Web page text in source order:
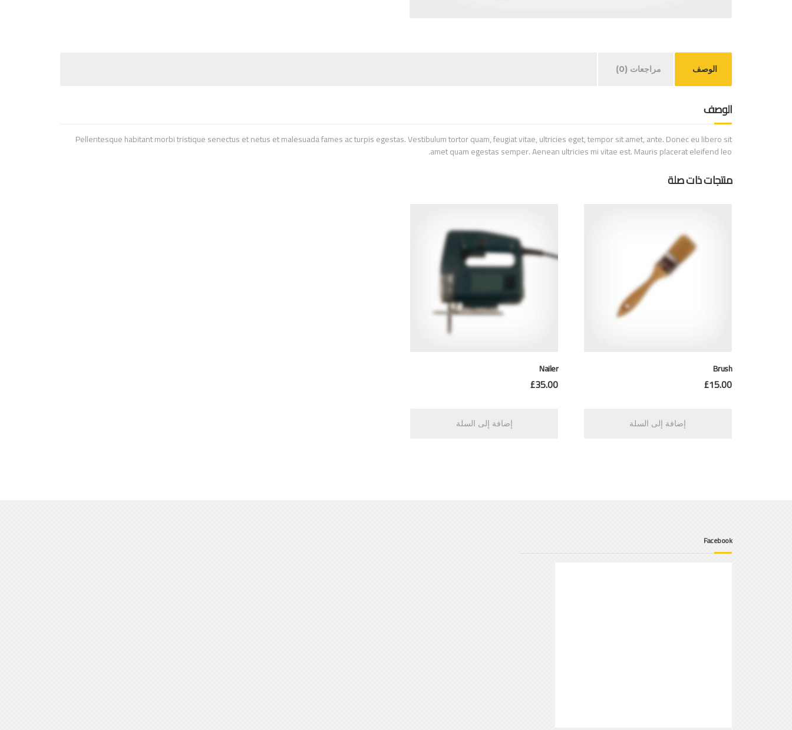
الوصف مراجعات (0)
الوصف
Pellentesque habitant morbi tristique senectus et netus et malesuada fames ac turpis egestas. Vestibulum tortor quam, feugiat vitae, ultricies eget, tempor sit amet, ante. Donec eu libero sit
amet quam egestas semper. Aenean ultricies mi vitae est. Mauris placerat eleifend leo.
منتجات ذات صلة
Brush
£15.00
إضافة إلى السلة
Nailer
£35.00
إضافة إلى السلة
Facebook